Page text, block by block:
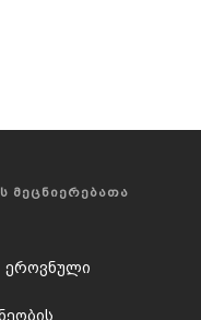
ᲛᲔᲪᲜᲘᲔᲠᲔᲑᲐᲗᲐ
ეროვნული